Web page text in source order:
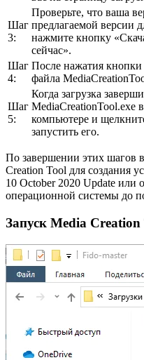
Шаг
3:
Проверьте, что ваша
предлагаемой версии
нажмите кнопку
сейчас».
Шаг
4:
После нажатия кнопки
файла
Шаг
5:
Когда загрузка
MediaCreationTool.exe
компьютере и
запустить его.
По завершении этих шагов
Creation Tool для создания
10 October 2020 Update или
операционной системы до
Запуск Media Creation